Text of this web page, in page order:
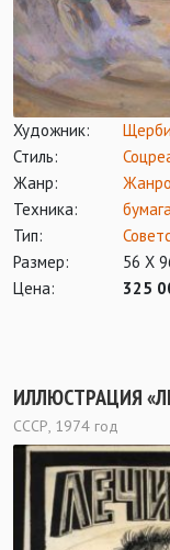
Художник:
Стиль:
Жанр:
Техника:
Тип:
Размер:
56 Х
Цена:
325
ИЛЛЮСТРАЦИЯ
СССР, 1974 год